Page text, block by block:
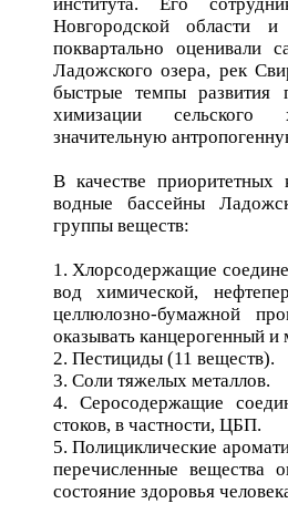
Новгородской области
поквартально оценивали
Ладожского озера, рек
быстрые темпы развития
химизации сельского
значительную
В качестве приоритетных
водные бассейны
группы веществ:
1. Хлорсодержащие
вод химической,
целлюлозно-бумажной
оказывать канцерогенный
2. Пестициды (11 веществ).
3. Соли тяжелых металлов.
4. Серосодержащие
стоков, в частности, ЦБП.
5. Полициклические
перечисленные вещества
состояние здоровья